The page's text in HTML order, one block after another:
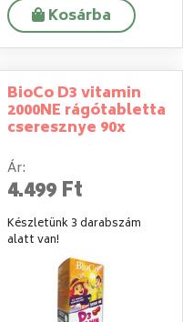
Kosárba
BioCo D3 vitamin
2000NE rágótabletta
cseresznye 90x
Ár:
4.499 Ft
Készletünk 3 darabszám
alatt van!